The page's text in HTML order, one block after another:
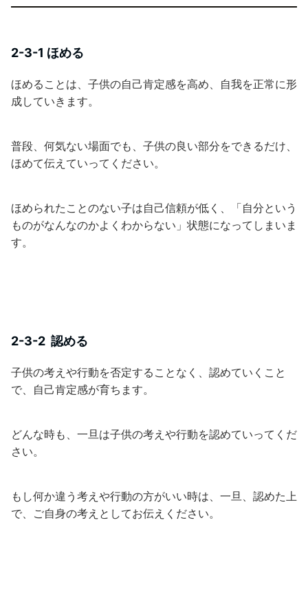
2-3-1 ほめる
ほめることは、子供の自己肯定感を高め、自我を正常に形
成していきます。
普段、何気ない場面でも、子供の良い部分をできるだけ、
ほめて伝えていってください。
ほめられたことのない子は自己信頼が低く、「自分という
ものがなんなのかよくわからない」状態になってしまいま
す。
2-3-2 認める
子供の考えや行動を否定することなく、認めていくこと
で、自己肯定感が育ちます。
どんな時も、一旦は子供の考えや行動を認めていってくだ
さい。
もし何か違う考えや行動の方がいい時は、一旦、認めた上
で、ご自身の考えとしてお伝えください。